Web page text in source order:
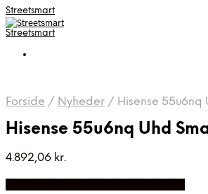
Streetsmart
Streetsmart
Forside / Nyheder / Hisense 55u6nq
Hisense 55u6nq Uhd
4.892,06 kr.